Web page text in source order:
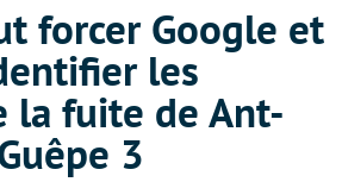
forcer Google et
les
la fuite de Ant-
3